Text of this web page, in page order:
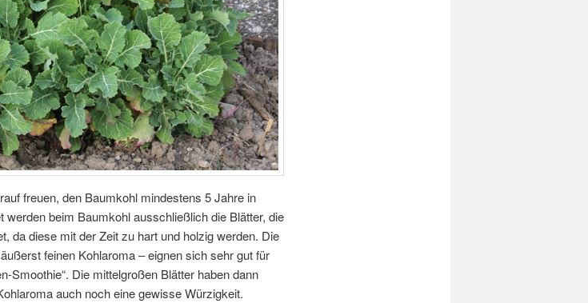
freuen, den Baumkohl mindestens 5 Jahre in
werden beim Baumkohl ausschließlich die Blätter, die
da diese mit der Zeit zu hart und holzig werden. Die
feinen Kohlaroma – eignen sich sehr gut für
Smoothie“. Die mittelgroßen Blätter haben dann
auch noch eine gewisse Würzigkeit.